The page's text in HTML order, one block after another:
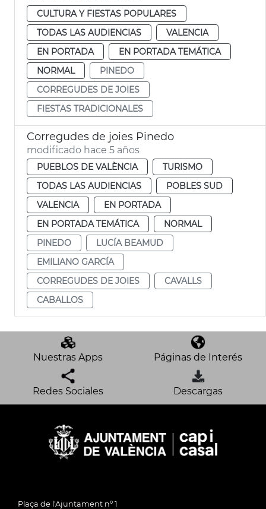
CULTURA Y FIESTAS POPULARES
TODAS LAS AUDIENCIAS
VALENCIA
EN PORTADA
EN PORTADA TEMÁTICA
NORMAL
PINEDO
CORREGUDES DE JOIES
FIESTAS TRADICIONALES
Corregudes de joies Pinedo
modificado hace 5 años
PUEBLOS DE VALÈNCIA
TURISMO
TODAS LAS AUDIENCIAS
POBLES SUD
VALENCIA
EN PORTADA
EN PORTADA TEMÁTICA
NORMAL
PINEDO
LUCÍA BEAMUD
EMILIANO GARCÍA
CORREGUDES DE JOIES
CAVALLS
CABALLOS
Nuestras Apps Páginas de Interés
Redes Sociales Descargas
Plaça de l'Ajuntament nº 1